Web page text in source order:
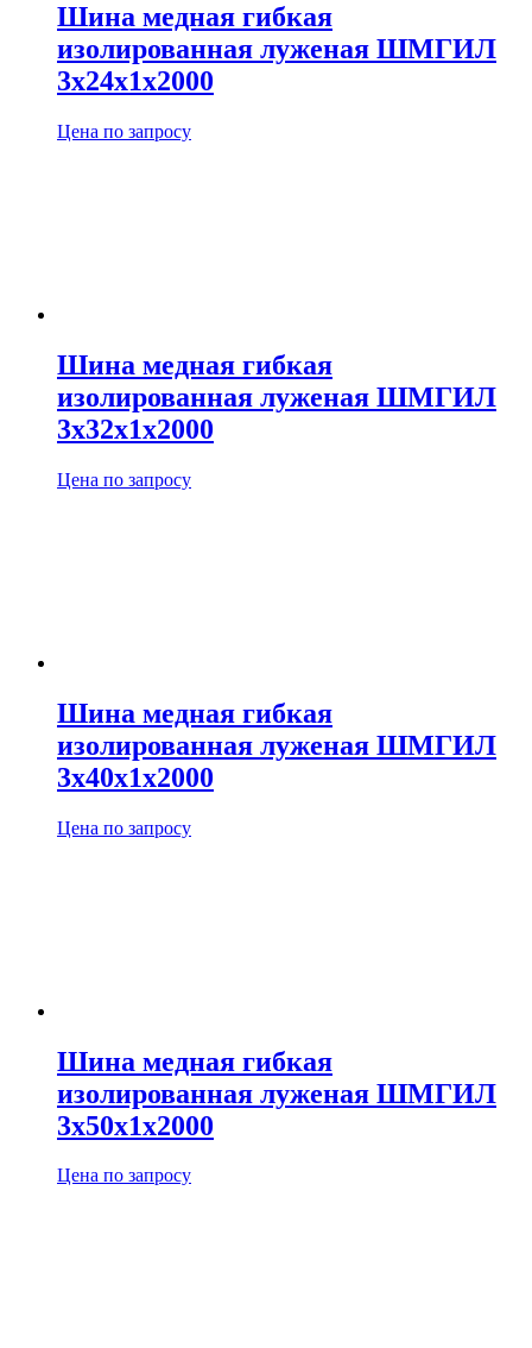
Шина медная гибкая
изолированная луженая ШМГИЛ
3х24х1х2000
Цена по запросу
Шина медная гибкая
изолированная луженая ШМГИЛ
3х32х1х2000
Цена по запросу
Шина медная гибкая
изолированная луженая ШМГИЛ
3х40х1х2000
Цена по запросу
Шина медная гибкая
изолированная луженая ШМГИЛ
3х50х1х2000
Цена по запросу